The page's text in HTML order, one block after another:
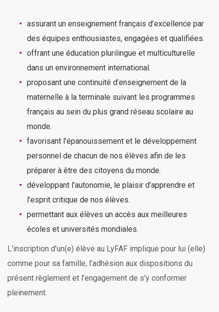
assurant un enseignement français d’excellence par
des équipes enthousiastes, engagées et qualifiées.
offrant une éducation plurilingue et multiculturelle
dans un environnement international.
proposant une continuité d’enseignement de la
maternelle à la terminale suivant les programmes
français au sein du plus grand réseau scolaire au
monde.
favorisant l’épanouissement et le développement
personnel de chacun de nos élèves afin de les
préparer à être des citoyens du monde.
développant l’autonomie, le plaisir d’apprendre et
l’esprit critique de nos élèves.
permettant aux élèves un accès aux meilleures
écoles et universités mondiales.
L’inscription d’un(e) élève au LyFAF implique pour lui (elle)
comme pour sa famille, l’adhésion aux dispositions du
présent règlement et l’engagement de s’y conformer
pleinement.